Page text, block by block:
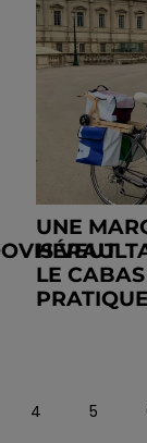
VEUT
UNE
LE
4 5